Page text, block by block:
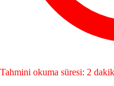
Tahmini okuma süresi: 2